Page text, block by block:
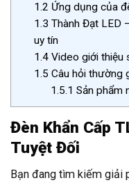
1.2 Ứng dụng của
1.3 Thành Đạt LED
uy tín
1.4 Video giới thiệu
1.5 Câu hỏi thường
1.5.1 Sản phẩm
Đèn Khẩn Cấp
Tuyệt Đối
Bạn đang tìm kiếm giải